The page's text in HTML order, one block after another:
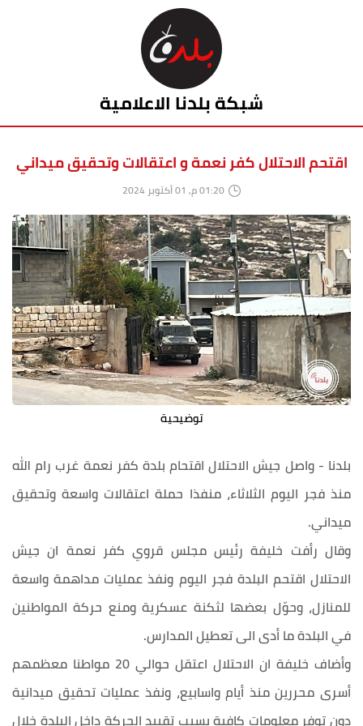
شبكة بلدنا الاعلامية
اقتحم الاحتلال كفر نعمة و اعتقالات وتحقيق ميداني
01:20 م, 01 أكتوبر 2024
توضيحية
بلدنا - واصل جيش الاحتلال اقتحام بلدة كفر نعمة غرب رام الله
منذ فجر اليوم الثلاثاء، منفذا حملة اعتقالات واسعة وتحقيق
ميداني.
وقال رأفت خليفة رئيس مجلس قروي كفر نعمة ان جيش
الاحتلال اقتحم البلدة فجر اليوم ونفذ عمليات مداهمة واسعة
للمنازل، وحوّل بعضها لثكنة عسكرية ومنع حركة المواطنين
في البلدة ما أدى الى تعطيل المدارس.
وأضاف خليفة ان الاحتلال اعتقل حوالي 20 مواطنا معظمهم
أسرى محررين منذ أيام واسابيع، ونفذ عمليات تحقيق ميدانية
دون توفر معلومات كافية بسبب تقييد الحركة داخل البلدة خلال